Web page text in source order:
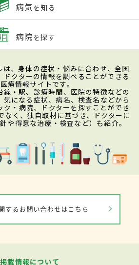
病気を知る
病院を探す
は、身体の症状・悩みに合わせ、全国
ドクターの情報を調べることができる
療情報サイトです。
線・駅、診療時間、医院の特徴などの
になる症状、病名、検査名などから
ク・病院、ドクターを探すことができ
なく、独自取材に基づき、ドクターに
や得意な治療・検査など）も紹介。
するお問い合わせはこちら
掲載情報について